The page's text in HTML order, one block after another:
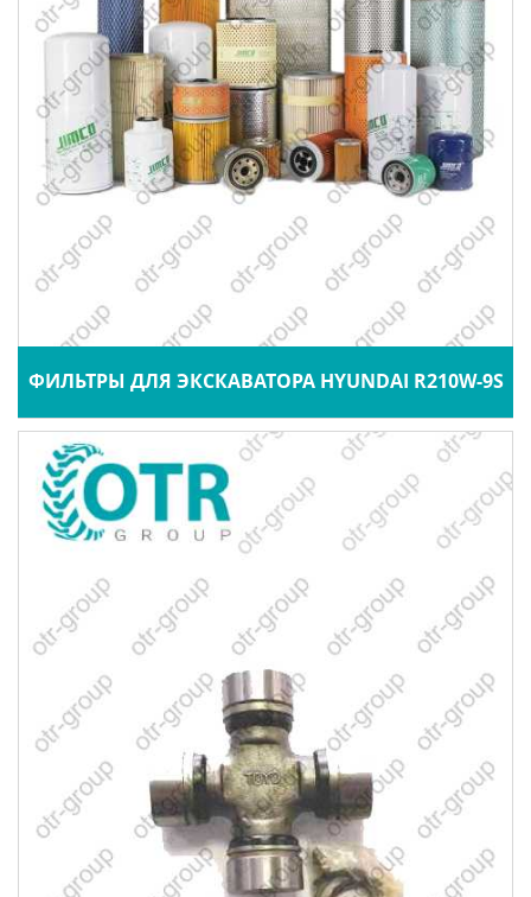
ФИЛЬТРЫ ДЛЯ ЭКСКАВАТОРА HYUNDAI R210W-9S